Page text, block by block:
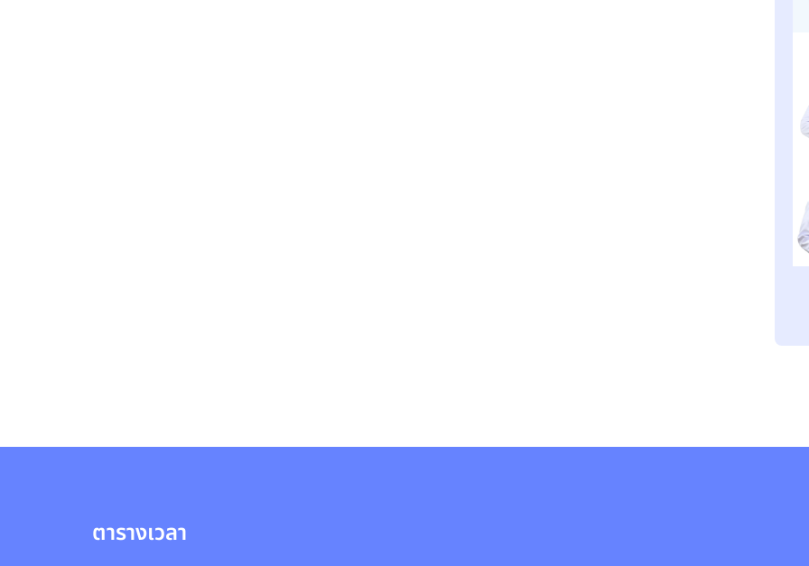
ตารางเวลา